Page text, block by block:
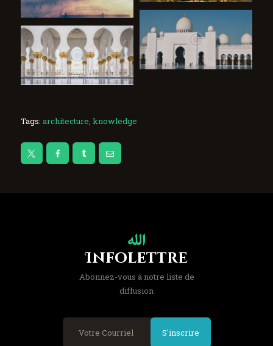
Tags: architecture, knowledge
Infolettre
Abonnez-vous à notre liste de
diffusion
S'inscrire